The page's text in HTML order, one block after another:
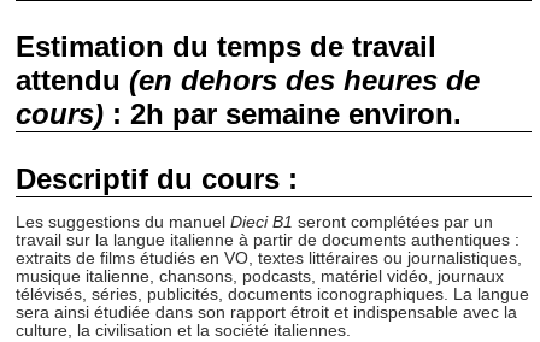
Estimation du temps de travail
attendu (en dehors des heures de
cours) : 2h par semaine environ.
Descriptif du cours :
Les suggestions du manuel Dieci B1 seront complétées par un
travail sur la langue italienne à partir de documents authentiques :
extraits de films étudiés en VO, textes littéraires ou journalistiques,
musique italienne, chansons, podcasts, matériel vidéo, journaux
télévisés, séries, publicités, documents iconographiques. La langue
sera ainsi étudiée dans son rapport étroit et indispensable avec la
culture, la civilisation et la société italiennes.